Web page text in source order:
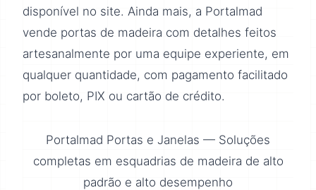
disponível no site. Ainda mais, a Portalmad
vende portas de madeira com detalhes feitos
artesanalmente por uma equipe experiente, em
qualquer quantidade, com pagamento facilitado
por boleto, PIX ou cartão de crédito.
Portalmad Portas e Janelas — Soluções
completas em esquadrias de madeira de alto
padrão e alto desempenho